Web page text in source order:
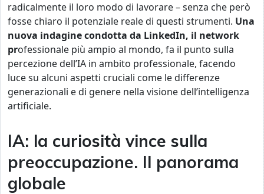
radicalmente il loro modo di lavorare – senza che però
fosse chiaro il potenziale reale di questi strumenti. Una
nuova indagine condotta da LinkedIn, il network
professionale più ampio al mondo, fa il punto sulla
percezione dell’IA in ambito professionale, facendo
luce su alcuni aspetti cruciali come le differenze
generazionali e di genere nella visione dell’intelligenza
artificiale.
IA: la curiosità vince sulla
preoccupazione. Il panorama
globale